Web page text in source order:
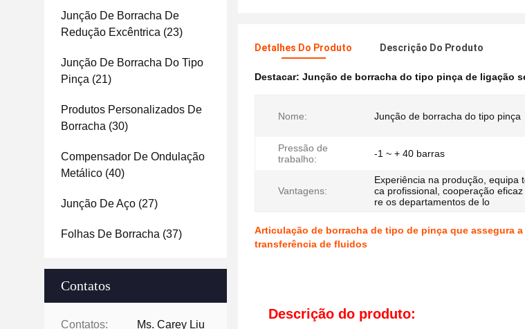
Junção De Borracha De
Redução Excêntrica (23)
Junção De Borracha Do Tipo
Pinça (21)
Produtos Personalizados De
Borracha (30)
Compensador De Ondulação
Metálico (40)
Junção De Aço (27)
Folhas De Borracha (37)
Contatos
Contatos: Ms. Carey Liu
Detalhes Do Produto Descrição Do Produto
Destacar: Junção de borracha do tipo pinça de ligação
Nome: Junção de borracha do tipo pinça
Pressão de
trabalho:
-1 ~ + 40 barras
Vantagens:
Experiência na produção, equipa
ca profissional, cooperação eficaz
re os departamentos de lo
Articulação de borracha de tipo de pinça que assegura
transferência de fluidos
Descrição do produto: